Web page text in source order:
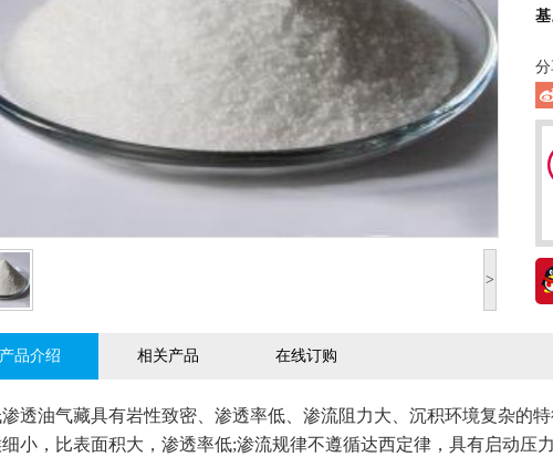
>
基
分
产品介绍 相关产品 在线订购
油气藏具有岩性致密、渗透率低、渗流阻力大、沉积环境复杂的特
细小，比表面积大，渗透率低;渗流规律不遵循达西定律，具有启动压